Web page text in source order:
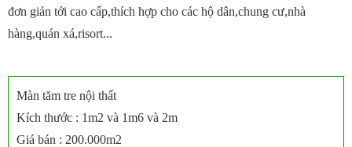
đơn giản tới cao cấp,thích hợp cho các hộ dân,chung cư,nhà
hàng,quán xá,risort...
Màn tăm tre nội thất
Kích thước : 1m2 và 1m6 và 2m
Giá bán : 200.000m2